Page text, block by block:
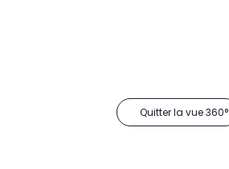
Quitter la vue 360°